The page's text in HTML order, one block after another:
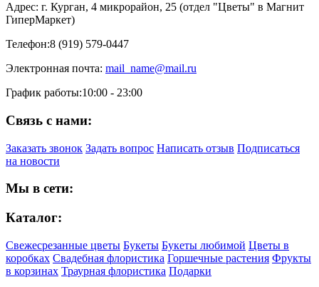
Адрес: г. Курган, 4 микрорайон, 25 (отдел "Цветы" в Магнит
ГиперМаркет)
Телефон:8 (919) 579-0447
Электронная почта: mail_name@mail.ru
График работы:10:00 - 23:00
Связь с нами:
Заказать звонок Задать вопрос Написать отзыв Подписаться
на новости
Мы в сети:
Каталог:
Свежесрезанные цветы Букеты Букеты любимой Цветы в
коробках Свадебная флористика Горшечные растения Фрукты
в корзинах Траурная флористика Подарки